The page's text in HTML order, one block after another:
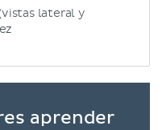
lateral y
aprender